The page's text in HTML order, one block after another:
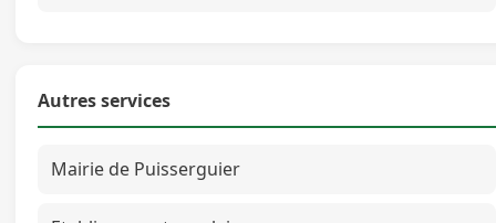
Autres services
Mairie de Puisserguier